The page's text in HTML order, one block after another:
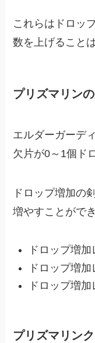
これらはドロッ
数を上げること
プリズマリン
エルダーガーデ
欠片が0～1個ド
ドロップ増加の
増やすことがで
ドロップ増
ドロップ増
ドロップ増
プリズマリン